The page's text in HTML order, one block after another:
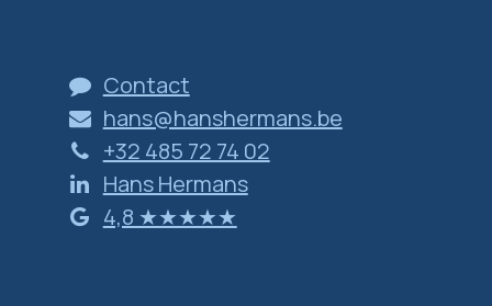
Contact
hans@hanshermans.be
+32 485 72 74 02
Hans Hermans
​​​​​​​4​,​8 ​★​★​★​★​★